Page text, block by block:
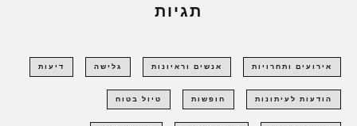
תגיות
אירועים ותחרויות אנשים וראיונות גלישה דיעות
הודעות לעיתונות חופשות טיול בטוח